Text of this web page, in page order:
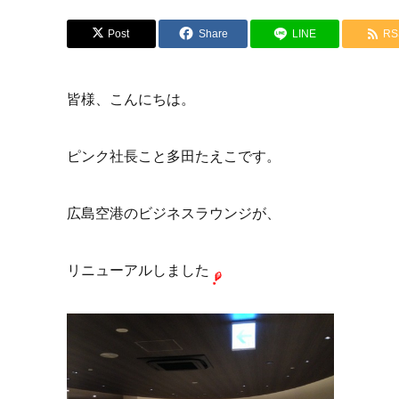
Post Share LINE
皆様、こんにちは。
ピンク社長こと多田たえこです。
広島空港のビジネスラウンジが、
リニューアルしました